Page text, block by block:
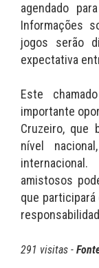
agendado
Informações
jogos serão
expectativa
Este
importante
Cruzeiro, que
nível
amistosos
que participará
291 visitas -